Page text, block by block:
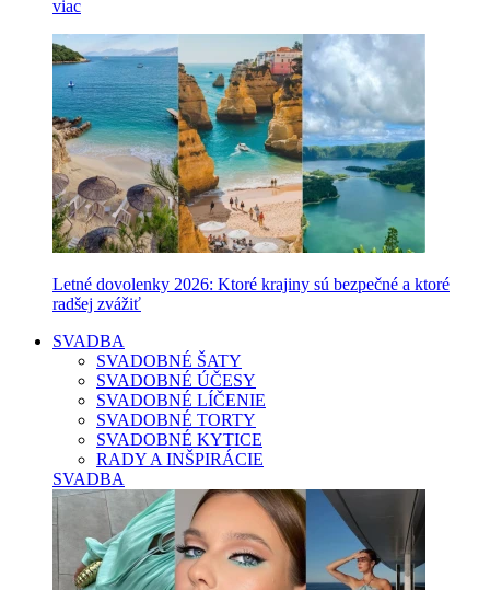
viac
Letné dovolenky 2026: Ktoré krajiny sú bezpečné a ktoré
radšej zvážiť
SVADBA
SVADOBNÉ ŠATY
SVADOBNÉ ÚČESY
SVADOBNÉ LÍČENIE
SVADOBNÉ TORTY
SVADOBNÉ KYTICE
RADY A INŠPIRÁCIE
SVADBA